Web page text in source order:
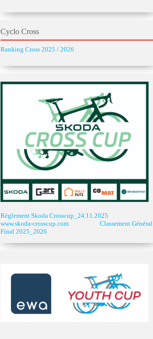
Cyclo Cross
Ranking Cross 2025 / 2026
Règlement Skoda Crosscup_24.11.2025
www.skoda-crosscup.com
Classement Général
Final 2025_2026